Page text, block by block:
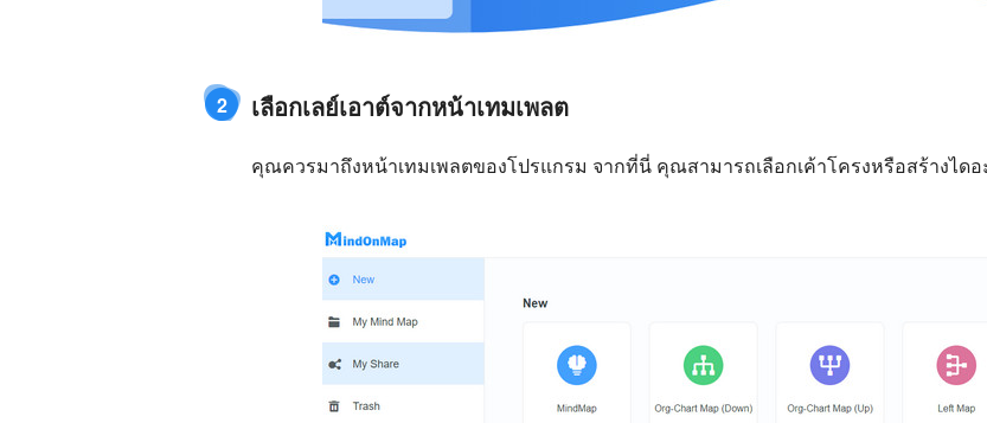
2 เลือกเลย์เอาต์จากหน้าเทมเพลต
คุณควรมาถึงหน้าเทมเพลตของโปรแกรม จากที่นี่ คุณสามารถเลือกเค้าโครงหรือสร้างได